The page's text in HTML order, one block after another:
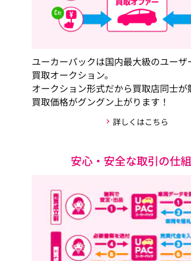
ユーカーパックは国内最大級のユーザ
買取オークション。
オークション形式だから買取店同士が
買取価格がグングン上がります！
詳しくはこちら
安心・安全な取引の仕